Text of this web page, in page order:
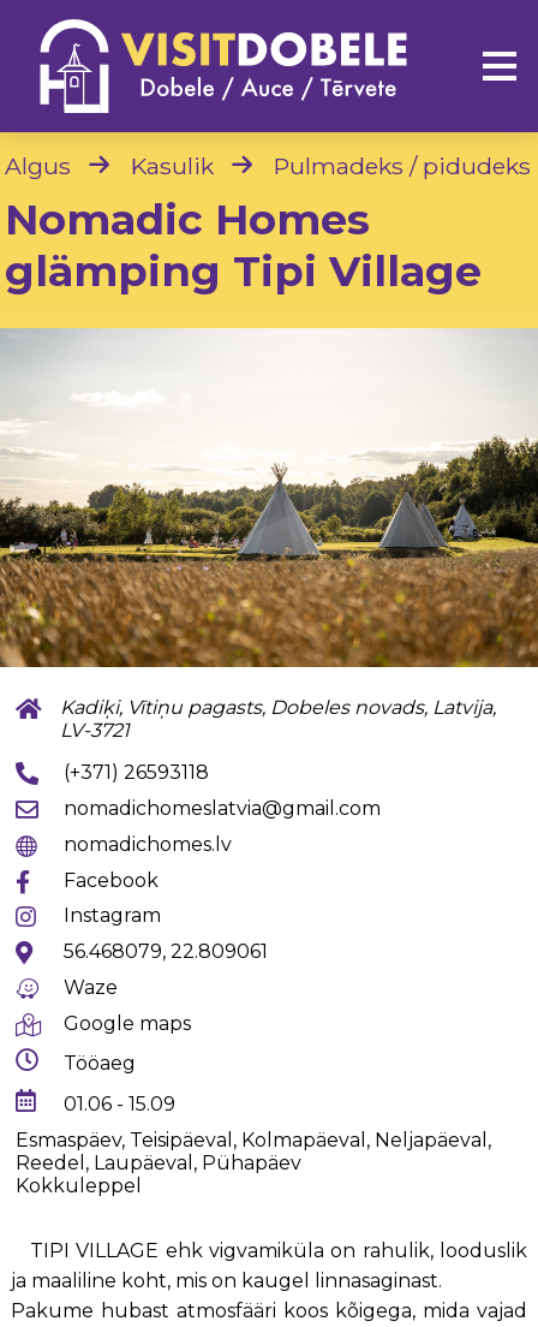
Algus Kasulik Pulmadeks / pidudeks
Nomadic Homes
glämping Tipi Village
Kadiķi, Vītiņu pagasts, Dobeles novads, Latvija,
LV-3721
(+371) 26593118
nomadichomeslatvia@gmail.com
nomadichomes.lv
Facebook
Instagram
56.468079, 22.809061
Waze
Google maps
Tööaeg
01.06 - 15.09
Esmaspäev, Teisipäeval, Kolmapäeval, Neljapäeval,
Reedel, Laupäeval, Pühapäev
Kokkuleppel
TIPI VILLAGE ehk vigvamiküla on rahulik, looduslik
ja maaliline koht, mis on kaugel linnasaginast.
Pakume hubast atmosfääri koos kõigega, mida vajad